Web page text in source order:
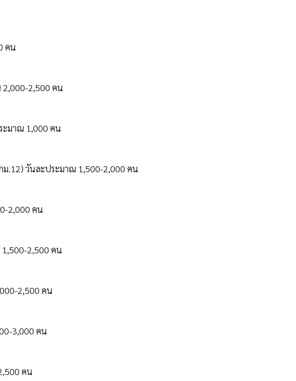
คน
2,000-2,500 คน
ะมาณ 1,000 คน
ม.12) วันละประมาณ 1,500-2,000 คน
2,000 คน
2,500 คน
2,500 คน
3,000 คน
คน